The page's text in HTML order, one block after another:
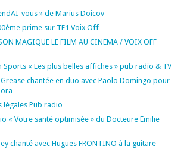
vous » de Marius Doicov
prime sur TF1 Voix Off
MAGIQUE LE FILM AU CINEMA / VOIX OFF
« Les plus belles affiches » pub radio & TV
chantée en duo avec Paolo Domingo pour
légales Pub radio
« Votre santé optimisée » du Docteure Emilie
chanté avec Hugues FRONTINO à la guitare